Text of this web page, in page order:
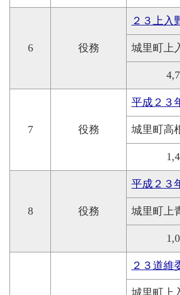
6 役務
２３上入
城里町上
7 役務
平成２３
城里町高
8 役務
平成２３
城里町上
２３道維
城里町上